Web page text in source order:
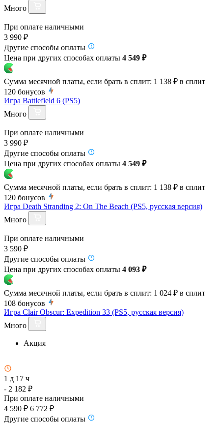
Много
При оплате наличными
3 990 ₽
Другие способы оплаты
Цена при других способах оплаты 4 549 ₽
Сумма месячной платы, если брать в сплит: 1 138 ₽ в сплит
120 бонусов
Игра Battlefield 6 (PS5)
Много
При оплате наличными
3 990 ₽
Другие способы оплаты
Цена при других способах оплаты 4 549 ₽
Сумма месячной платы, если брать в сплит: 1 138 ₽ в сплит
120 бонусов
Игра Death Stranding 2: On The Beach (PS5, русская версия)
Много
При оплате наличными
3 590 ₽
Другие способы оплаты
Цена при других способах оплаты 4 093 ₽
Сумма месячной платы, если брать в сплит: 1 024 ₽ в сплит
108 бонусов
Игра Clair Obscur: Expedition 33 (PS5, русская версия)
Много
Акция
1 д 17 ч
- 2 182 ₽
При оплате наличными
4 590 ₽ 6 772 ₽
Другие способы оплаты